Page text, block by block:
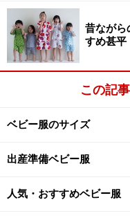
昔ながら
すめ甚平
この記
ベビー服のサイズ
出産準備ベビー服
人気・おすすめベビー服